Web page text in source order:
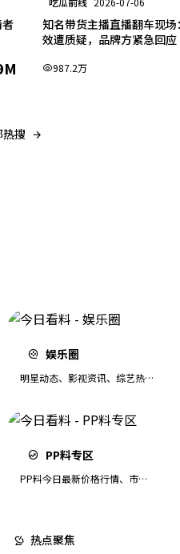
知名带货主播直播翻车现
效遭质疑，品牌方紧急回应
987.2万
搜
娱乐圈
明星动态、影视资讯、综艺热点
PP料专区
PP料今日最新价格行情、市场
热点聚焦